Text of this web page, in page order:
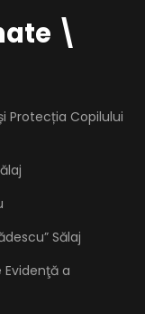
\
Protecția Copilului
Sălaj
a